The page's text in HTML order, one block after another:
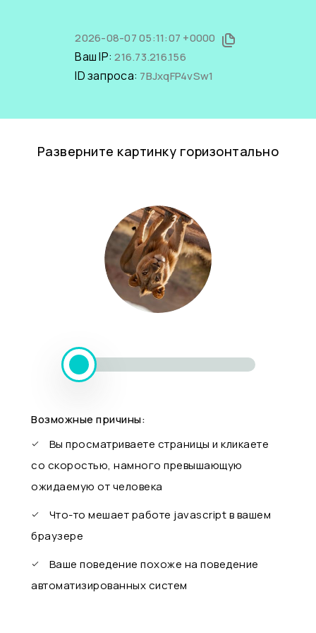
2026-08-07 05:11:07 +0000
Ваш IP:216.73.216.156
ID запроса: 7BJxqFP4vSw1
Разверните картинку горизонтально
Возможные причины:
Вы просматриваете страницы и кликаете
со скоростью, намного превышающую
ожидаемую от человека
Что-то мешает работе javascript в вашем
браузере
Ваше поведение похоже на поведение
автоматизированных систем